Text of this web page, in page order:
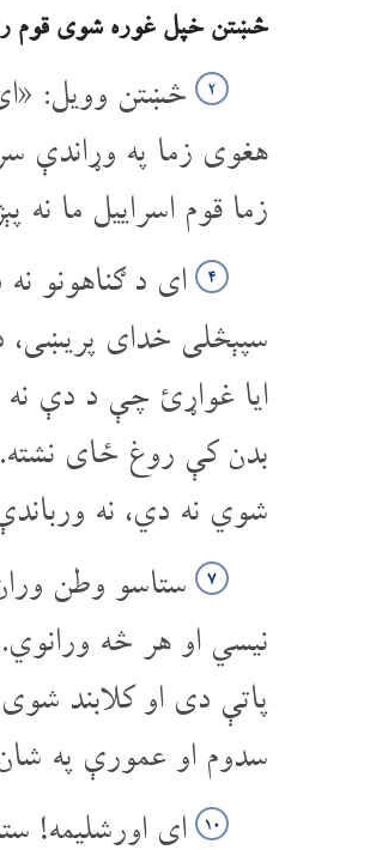
څښتن خپل غوره شوی قوم
۲
څښتن وویل:
هغوی زما په وړاندې
زما قوم اسراییل ما
۴
ای د ګناهونو
سپېڅلی خدای
ایا غواړئ چې د دې نه
بدن کې روغ ځای
شوي نه دي، نه
۷
ستاسو وطن
نیسي او هر څه ورانوي.
پاتې دی او کلابند
سدوم او عمورې په
۱۰
ای اورشلیمه!